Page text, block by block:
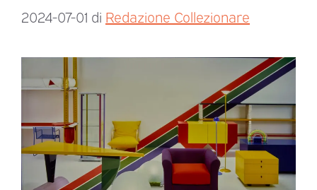
2024-07-01 di Redazione Collezionare